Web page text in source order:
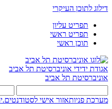
דילוג לתוכן העיקרי
תפריט עליון
תפריט ראשי
תוכן ראשי
אגודת ידידי אוניברסיטת תל אביב
אוניברסיטת תל אביב
מערכת פניותאזור אישי